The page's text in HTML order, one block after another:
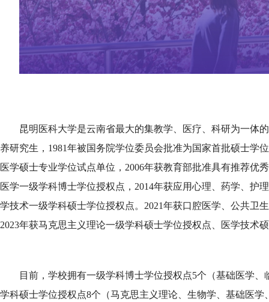
昆明医科大学是云南省最大的集教学、医疗、科研为一体
养研究生，1981年被国务院学位委员会批准为国家首批硕士学
医学硕士专业学位试点单位，2006年获教育部批准具有推荐优
医学一级学科博士学位授权点，2014年获应用心理、药学、护
学技术一级学科硕士学位授权点。2021年获口腔医学、公共卫
2023年获马克思主义理论一级学科硕士学位授权点、医学技术
目前，学校拥有一级学科博士学位授权点5个（基础医学
学科硕士学位授权点8个（马克思主义理论、生物学、基础医